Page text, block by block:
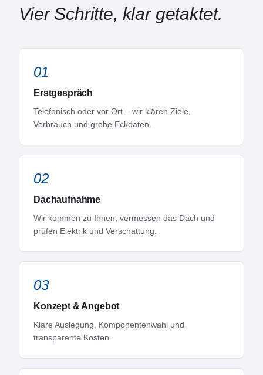
Vier Schritte, klar getaktet.
01
Erstgespräch
Telefonisch oder vor Ort – wir klären Ziele,
Verbrauch und grobe Eckdaten.
02
Dachaufnahme
Wir kommen zu Ihnen, vermessen das Dach und
prüfen Elektrik und Verschattung.
03
Konzept & Angebot
Klare Auslegung, Komponentenwahl und
transparente Kosten.